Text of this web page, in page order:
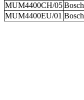
MUM4400CH/05Bosch
MUM4400EU/01 Bosch